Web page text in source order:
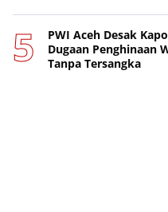
PWI Aceh Desak
Dugaan Penghinaan
Tanpa Tersangka